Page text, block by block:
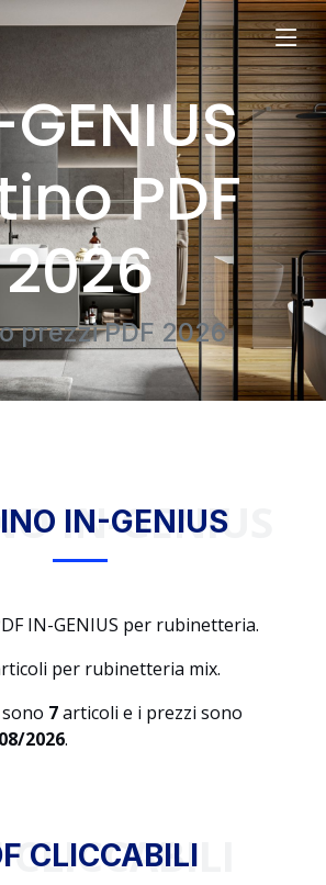
PDF
2026
prezzi PDF 2026
IN-GENIUS
IN-GENIUS
IN-GENIUS per rubinetteria.
per rubinetteria mix.
7articoli e i prezzi sono
2026.
CLICCABILI
CLICCABILI